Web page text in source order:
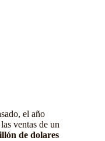
el año
ventas de un
de dolares